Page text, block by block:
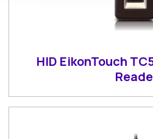
HID EikonTouch